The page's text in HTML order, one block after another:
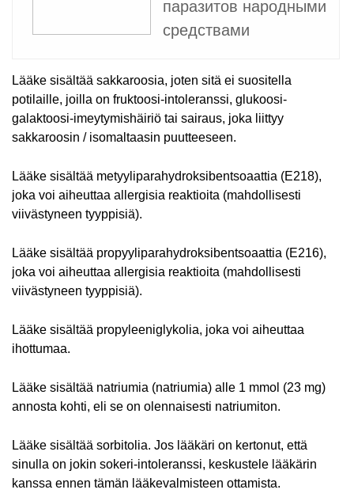
паразитов народными
средствами
Lääke sisältää sakkaroosia, joten sitä ei suositella
potilaille, joilla on fruktoosi-intoleranssi, glukoosi-
galaktoosi-imeytymishäiriö tai sairaus, joka liittyy
sakkaroosin / isomaltaasin puutteeseen.
Lääke sisältää metyyliparahydroksibentsoaattia (E218),
joka voi aiheuttaa allergisia reaktioita (mahdollisesti
viivästyneen tyyppisiä).
Lääke sisältää propyyliparahydroksibentsoaattia (E216),
joka voi aiheuttaa allergisia reaktioita (mahdollisesti
viivästyneen tyyppisiä).
Lääke sisältää propyleeniglykolia, joka voi aiheuttaa
ihottumaa.
Lääke sisältää natriumia (natriumia) alle 1 mmol (23 mg)
annosta kohti, eli se on olennaisesti natriumiton.
Lääke sisältää sorbitolia. Jos lääkäri on kertonut, että
sinulla on jokin sokeri-intoleranssi, keskustele lääkärin
kanssa ennen tämän lääkevalmisteen ottamista.